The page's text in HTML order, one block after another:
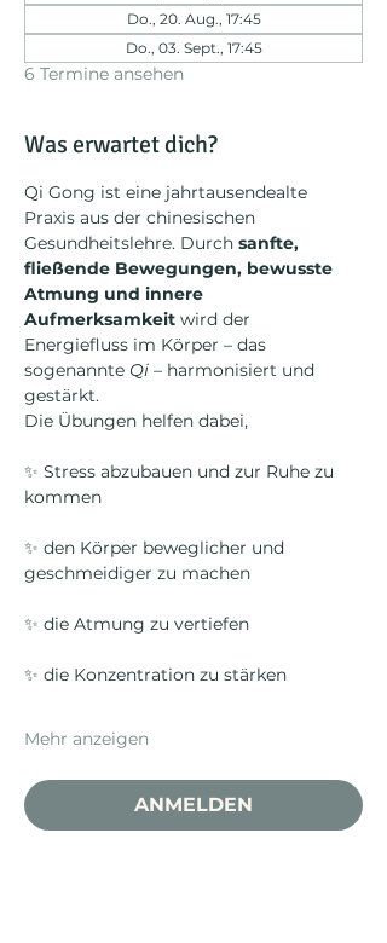
Do., 20. Aug., 17:45
Do., 03. Sept., 17:45
6 Termine ansehen
Was erwartet dich?
Qi Gong ist eine jahrtausendealte
Praxis aus der chinesischen
Gesundheitslehre. Durch sanfte,
fließende Bewegungen, bewusste
Atmung und innere
Aufmerksamkeit wird der
Energiefluss im Körper – das
sogenannte Qi – harmonisiert und
gestärkt.
Die Übungen helfen dabei,
✨ Stress abzubauen und zur Ruhe zu
kommen
✨ den Körper beweglicher und
geschmeidiger zu machen
✨ die Atmung zu vertiefen
✨ die Konzentration zu stärken
Mehr anzeigen
ANMELDEN